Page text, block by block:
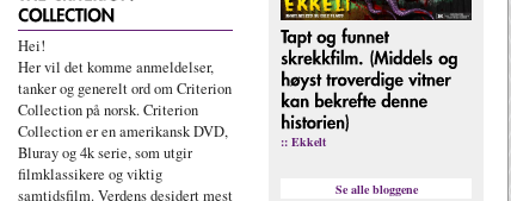
Hei!
Her vil det komme anmeldelser,
tanker og generelt ord om Criterion
Collection på norsk. Criterion
Collection er en amerikansk DVD,
Bluray og 4k serie, som utgir
filmklassikere og viktig
samtidsfilm. Verdens desidert mest
:: Ekkelt
Se alle bloggene